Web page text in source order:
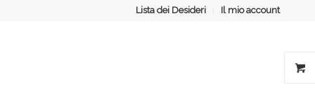
Lista dei Desideri Il mio account